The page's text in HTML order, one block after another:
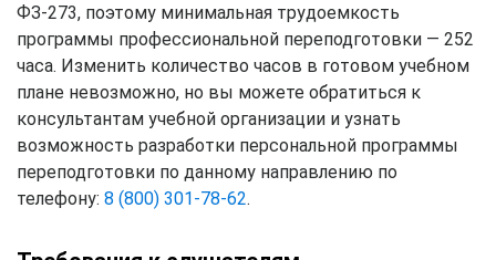
ФЗ-273, поэтому минимальная трудоемкость
программы профессиональной переподготовки — 252
часа. Изменить количество часов в готовом учебном
плане невозможно, но вы можете обратиться к
консультантам учебной организации и узнать
возможность разработки персональной программы
переподготовки по данному направлению по
телефону: 8 (800) 301-78-62.